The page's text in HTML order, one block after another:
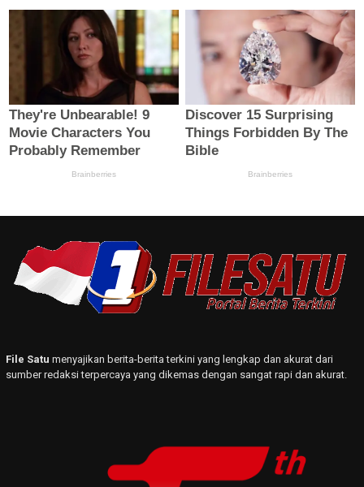
File Satu menyajikan berita-berita terkini yang lengkap dan akurat dari
sumber redaksi terpercaya yang dikemas dengan sangat rapi dan akurat.